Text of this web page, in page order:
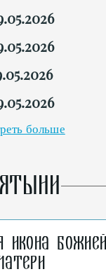
больше
икона